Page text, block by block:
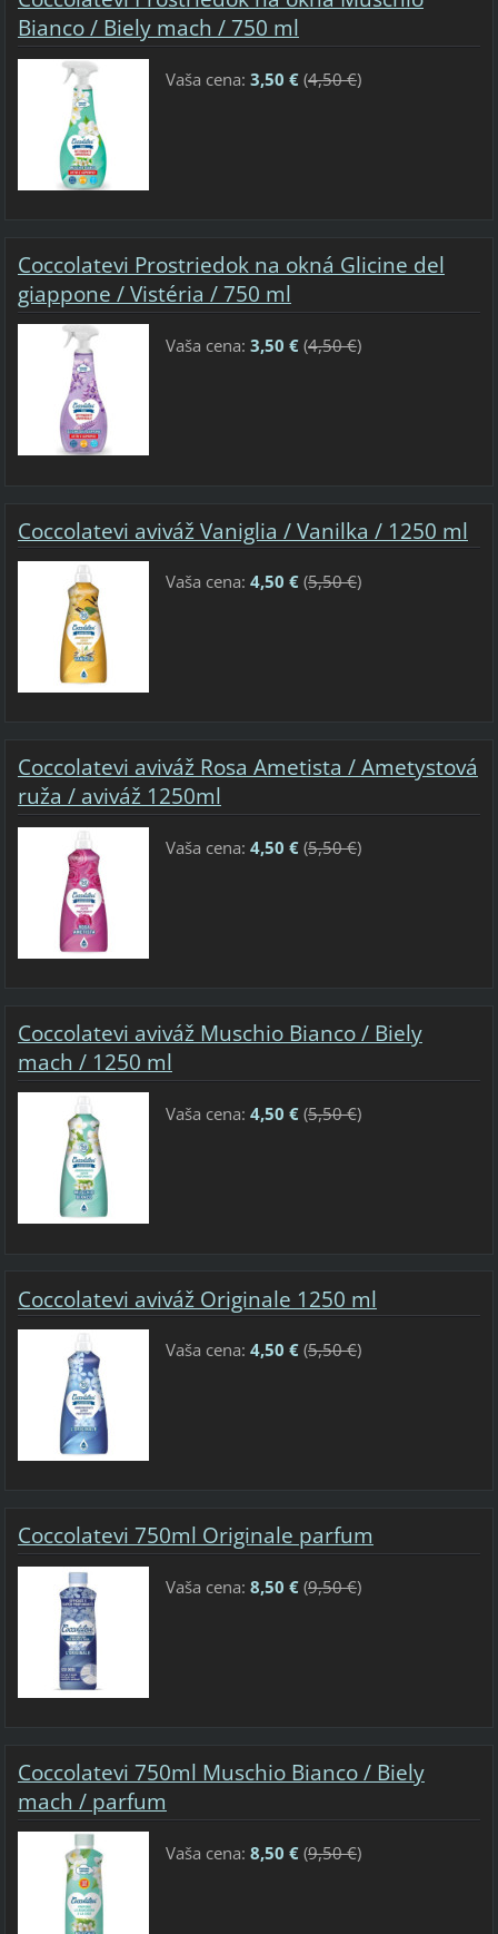
Bianco / Biely mach / 750 ml
Vaša cena: 3,50 €(4,50 €)
Coccolatevi Prostriedok na okná Glicine del
giappone / Vistéria / 750 ml
Vaša cena: 3,50 €(4,50 €)
Coccolatevi aviváž Vaniglia / Vanilka / 1250 ml
Vaša cena: 4,50 €(5,50 €)
Coccolatevi aviváž Rosa Ametista / Ametystová
ruža / aviváž 1250ml
Vaša cena: 4,50 €(5,50 €)
Coccolatevi aviváž Muschio Bianco / Biely
mach / 1250 ml
Vaša cena: 4,50 €(5,50 €)
Coccolatevi aviváž Originale 1250 ml
Vaša cena: 4,50 €(5,50 €)
Coccolatevi 750ml Originale parfum
Vaša cena: 8,50 €(9,50 €)
Coccolatevi 750ml Muschio Bianco / Biely
mach / parfum
Vaša cena: 8,50 €(9,50 €)